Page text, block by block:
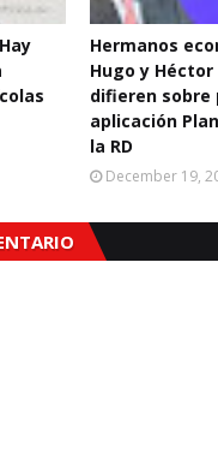
Hermanos
Hugo y Héctor
difieren sobre
aplicación
la RD
December 19,